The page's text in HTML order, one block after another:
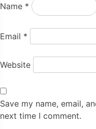
Name *
Email *
Website
Save my name, email,
next time I comment.